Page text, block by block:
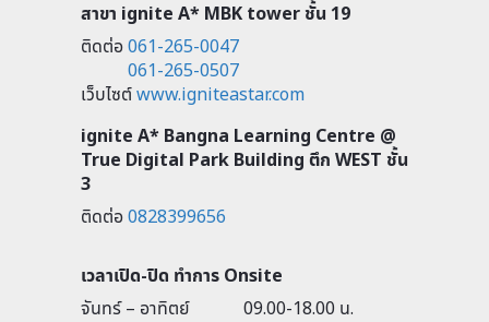
สาขา ignite A* MBK tower ชั้น 19
ติดต่อ061-265-0047
061-265-0507
เว็บไซต์www.igniteastar.com
ignite A* Bangna Learning Centre @
True Digital Park Building ตึก WEST ชั้น
3
ติดต่อ0828399656
เวลาเปิด-ปิด ทำการ Onsite
จันทร์ – อาทิตย์
09.00-18.00 น.